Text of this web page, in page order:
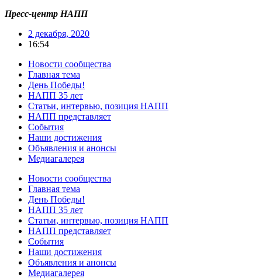
Пресс-центр НАПП
2 декабря, 2020
16:54
Новости сообщества
Главная тема
День Победы!
НАПП 35 лет
Статьи, интервью, позиция НАПП
НАПП представляет
События
Наши достижения
Объявления и анонсы
Медиагалерея
Новости сообщества
Главная тема
День Победы!
НАПП 35 лет
Статьи, интервью, позиция НАПП
НАПП представляет
События
Наши достижения
Объявления и анонсы
Медиагалерея